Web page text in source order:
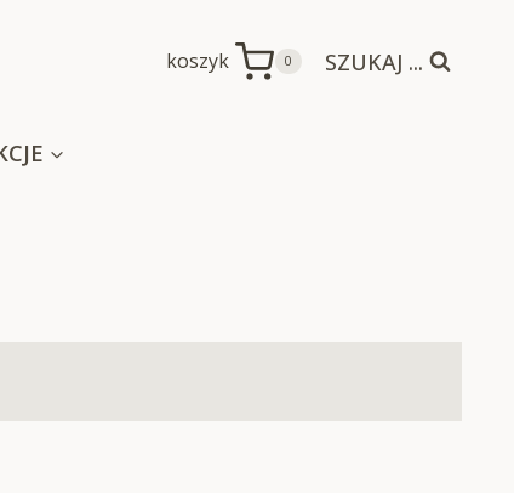
koszyk 0 SZUKAJ ...